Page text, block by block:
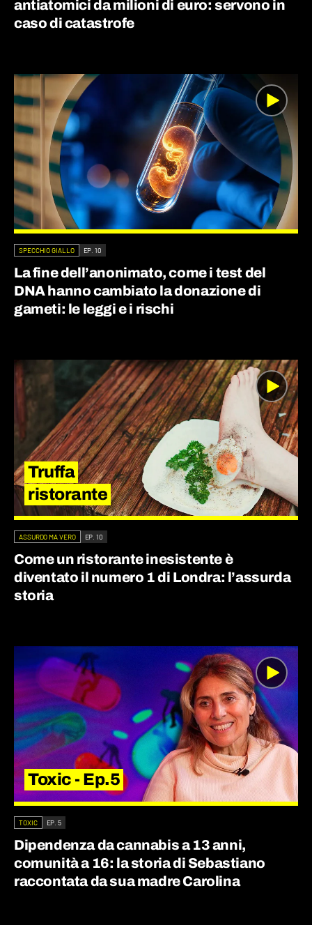
antiatomici da milioni di euro: servono in
caso di catastrofe
SPECCHIO GIALLO EP. 10
La fine dell’anonimato, come i test del
DNA hanno cambiato la donazione di
gameti: le leggi e i rischi
Truffa
ristorante
ASSURDO MA VERO EP. 10
Come un ristorante inesistente è
diventato il numero 1 di Londra: l’assurda
storia
Toxic - Ep.5
TOXIC EP. 5
Dipendenza da cannabis a 13 anni,
comunità a 16: la storia di Sebastiano
raccontata da sua madre Carolina